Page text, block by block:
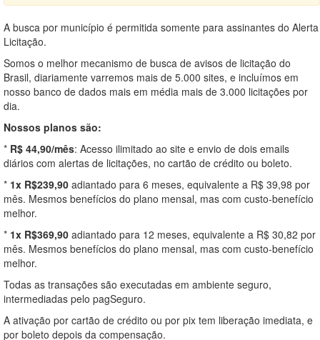
A busca por município é permitida somente para assinantes do Alerta
Licitação.
Somos o melhor mecanismo de busca de avisos de licitação do
Brasil, diariamente varremos mais de 5.000 sites, e incluímos em
nosso banco de dados mais em média mais de 3.000 licitações por
dia.
Nossos planos são:
* R$ 44,90/mês: Acesso ilimitado ao site e envio de dois emails
diários com alertas de licitações, no cartão de crédito ou boleto.
* 1x R$239,90 adiantado para 6 meses, equivalente a R$ 39,98 por
mês. Mesmos benefícios do plano mensal, mas com custo-benefício
melhor.
* 1x R$369,90 adiantado para 12 meses, equivalente a R$ 30,82 por
mês. Mesmos benefícios do plano mensal, mas com custo-benefício
melhor.
Todas as transações são executadas em ambiente seguro,
intermediadas pelo pagSeguro.
A ativação por cartão de crédito ou por pix tem liberação imediata, e
por boleto depois da compensação.